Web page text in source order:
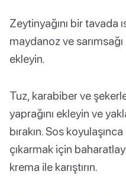
Zeytinyağını bir tavada
maydanoz ve
ekleyin.
Tuz, karabiber ve
yaprağını ekleyin ve
bırakın. Sos
çıkarmak için
krema ile karıştırın.